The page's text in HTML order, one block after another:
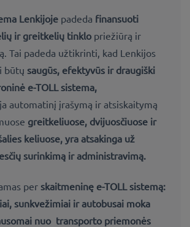
Lenkijoje padeda finansuoti
ir greitkelių tinklo priežiūrą ir
Tai padeda užtikrinti, kad Lenkijos
būtų saugūs, efektyvūs ir draugiški
e-TOLL sistema,
automatinį įrašymą ir atsiskaitymą
greitkeliuose, dvijuosčiuose ir
keliuose, yra atsakinga už
surinkimą ir administravimą.
per skaitmeninę e-TOLL sistemą:
sunkvežimiai ir autobusai moka
nuo transporto priemonės